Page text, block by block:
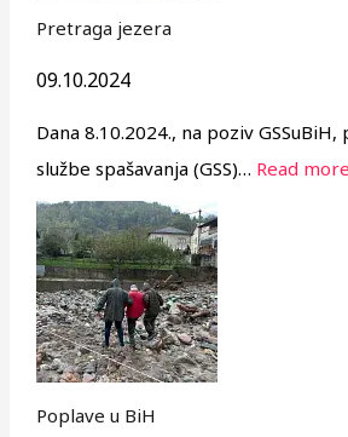
Pretraga jezera
09.10.2024
Dana 8.10.2024., na poziv
službe spašavanja (GSS)… Read more
Poplave u BiH